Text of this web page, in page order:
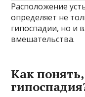
Расположение
определяет не
гипоспадии, но и
вмешательства.
Как